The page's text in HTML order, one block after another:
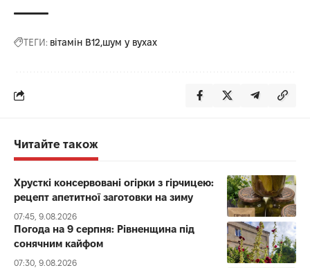
ТЕГИ: вітамін В12 шум у вухах
Читайте також
Хрусткі консервовані огірки з гірчицею:
рецепт апетитної заготовки на зиму
07:45, 9.08.2026
Погода на 9 серпня: Рівненщина під
сонячним кайфом
07:30, 9.08.2026